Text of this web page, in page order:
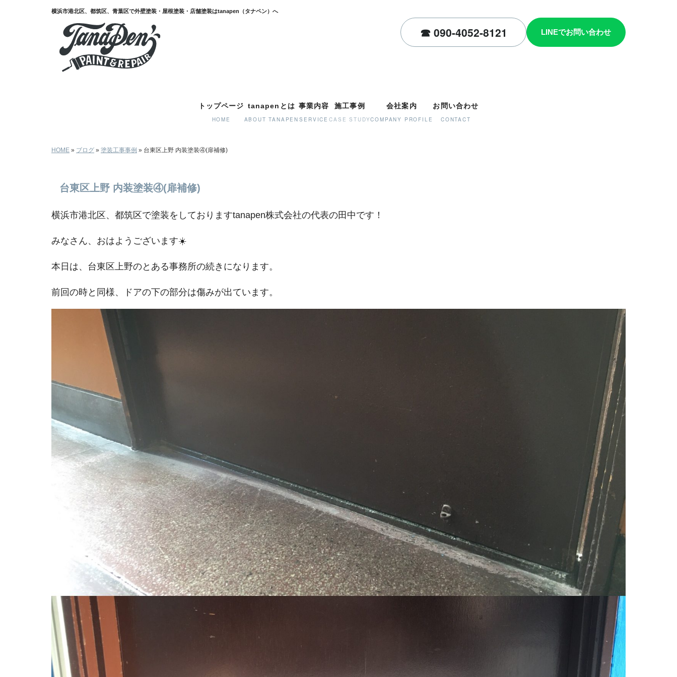
台東区上野 内装塗装④(扉補修)｜横浜市港北区,都筑区,青葉区で外壁塗装・屋根塗装・店舗塗装はtanapen（タナペン）へ
トップページ
HOME
tanapenとは
ABOUT TANAPEN
事業内容
SERVICE
施工事例
CASE STUDY
会社案内
COMPANY PROFILE
お問い合わせ
CONTACT
HOME » ブログ » 塗装工事事例 » 台東区上野 内装塗装④(扉補修)
台東区上野 内装塗装④(扉補修)
横浜市港北区、都筑区で塗装をしておりますtanapen株式会社の代表の田中です！
みなさん、おはようございます☀️
本日は、台東区上野のとある事務所の続きになります。
前回の時と同様、ドアの下の部分は傷みが出ています。